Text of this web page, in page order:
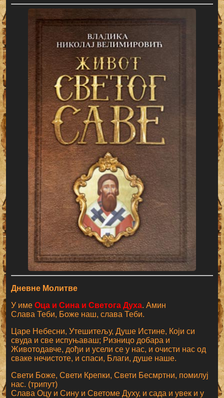
Дневне Молитве
У имеОца и Сина и Светога Духа. Амин
Слава Теби, Боже наш, слава Теби.
Царе Небесни, Утешитељу, Душе Истине, Који си
свуда и све испуњаваш; Ризницо добара и
Животодавче, дођи и усели се у нас, и очисти нас од
сваке нечистоте, и спаси, Благи, душе наше.
Свети Боже, Свети Крепки, Свети Бесмртни, помилуј
нас. (трипут)
Слава Оцу и Сину и Светоме Духу, и сада и увек и у